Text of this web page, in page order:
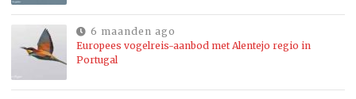
6 maanden ago
Europees vogelreis-aanbod met Alentejo regio in
Portugal